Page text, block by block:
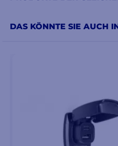
DAS KÖNNTE SIE AUCH